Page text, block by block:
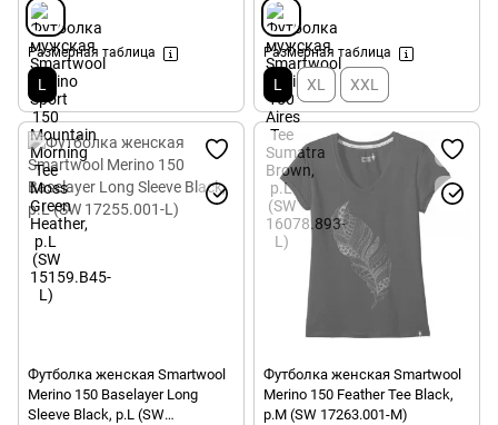
Размерная таблица
L
Размерная таблица
L XL XXL
Футболка женская Smartwool
Merino 150 Baselayer Long
Sleeve Black, р.L (SW
Футболка женская Smartwool
Merino 150 Feather Tee Black,
р.M (SW 17263.001-M)